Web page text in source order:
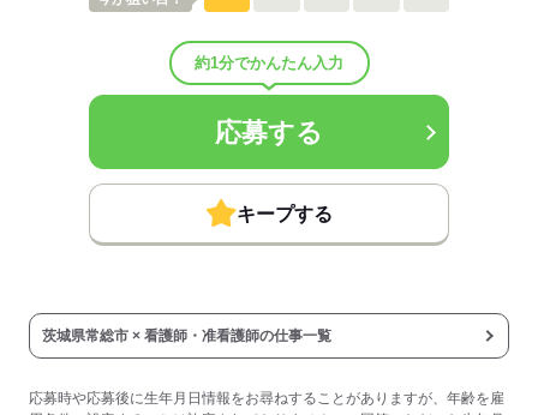
■試用期間の待遇変更有無：無
■試用期間中の労働条件：■その他手当：
・職務手当 25,000円～40,000円
・家族手当 3,000円～10,000円/月
日勤 5,000円/回
当直 10,000円/回
約1分でかんたん入力
応募する
キープする
茨城県常総市 × 看護師・准看護師の仕事一覧
応募時や応募後に生年月日情報をお尋ねすることがありますが、年齢を雇